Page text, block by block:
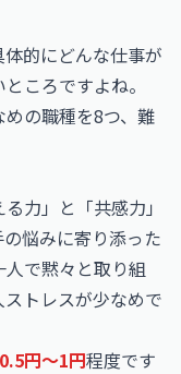
体的にどんな仕事が
ころですよね。
の職種を8つ、難
力」と「共感力」
悩みに寄り添った
で黙々と取り組
トレスが少なめで
0.5円〜1円程度です